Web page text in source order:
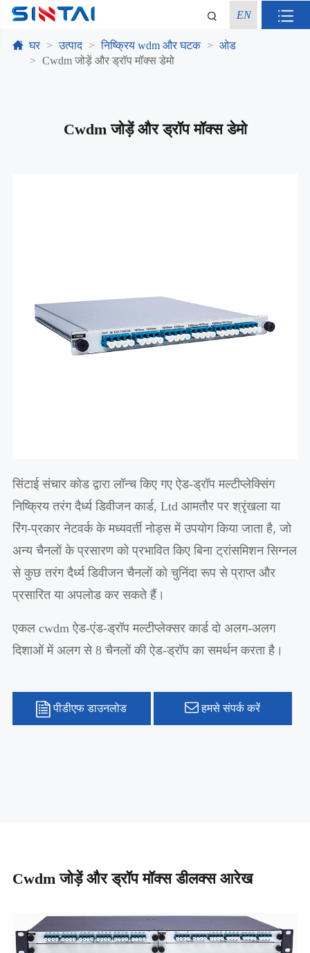
EN
घर उत्पाद निष्क्रिय wdm और घटक
ओड
Cwdm जोड़ें और ड्रॉप मॉक्स डेमो
Cwdm जोड़ें और ड्रॉप मॉक्स डेमो
सिंटाई संचार कोड द्वारा लॉन्च किए गए ऐड-ड्रॉप मल्टीप्लेक्सिंग
निष्क्रिय तरंग दैर्ध्य डिवीजन कार्ड, Ltd आमतौर पर श्रृंखला या
रिंग-प्रकार नेटवर्क के मध्यवर्ती नोड्स में उपयोग किया जाता है, जो
अन्य चैनलों के प्रसारण को प्रभावित किए बिना ट्रांसमिशन सिग्नल
से कुछ तरंग दैर्ध्य डिवीजन चैनलों को चुनिंदा रूप से प्राप्त और
प्रसारित या अपलोड कर सकते हैं।
एकल cwdm ऐड-एंड-ड्रॉप मल्टीप्लेक्सर कार्ड दो अलग-अलग
दिशाओं में अलग से 8 चैनलों की ऐड-ड्रॉप का समर्थन करता है।
पीडीएफ डाउनलोड हमसे संपर्क करें
Cwdm जोड़ें और ड्रॉप मॉक्स डीलक्स आरेख